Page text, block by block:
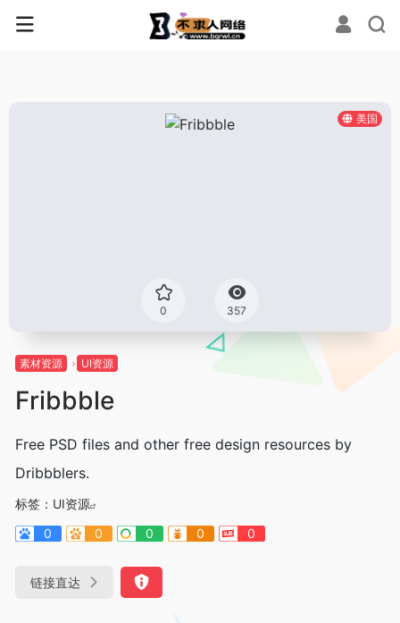
美国
0 357
素材资源 UI资源
Fribbble
Free PSD files and other free design resources by
Dribbblers.
标签： UI资源
0
0 0 0 0
链接直达